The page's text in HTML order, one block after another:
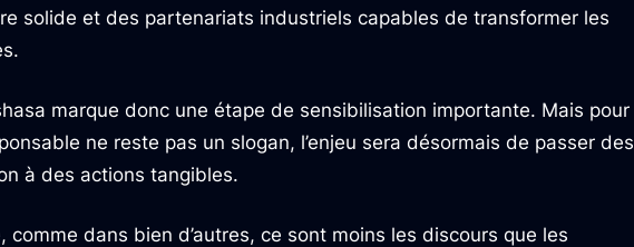
solide et des partenariats industriels capables de transformer les
marque donc une étape de sensibilisation importante. Mais pour
ne reste pas un slogan, l’enjeu sera désormais de passer des
à des actions tangibles.
comme dans bien d’autres, ce sont moins les discours que les